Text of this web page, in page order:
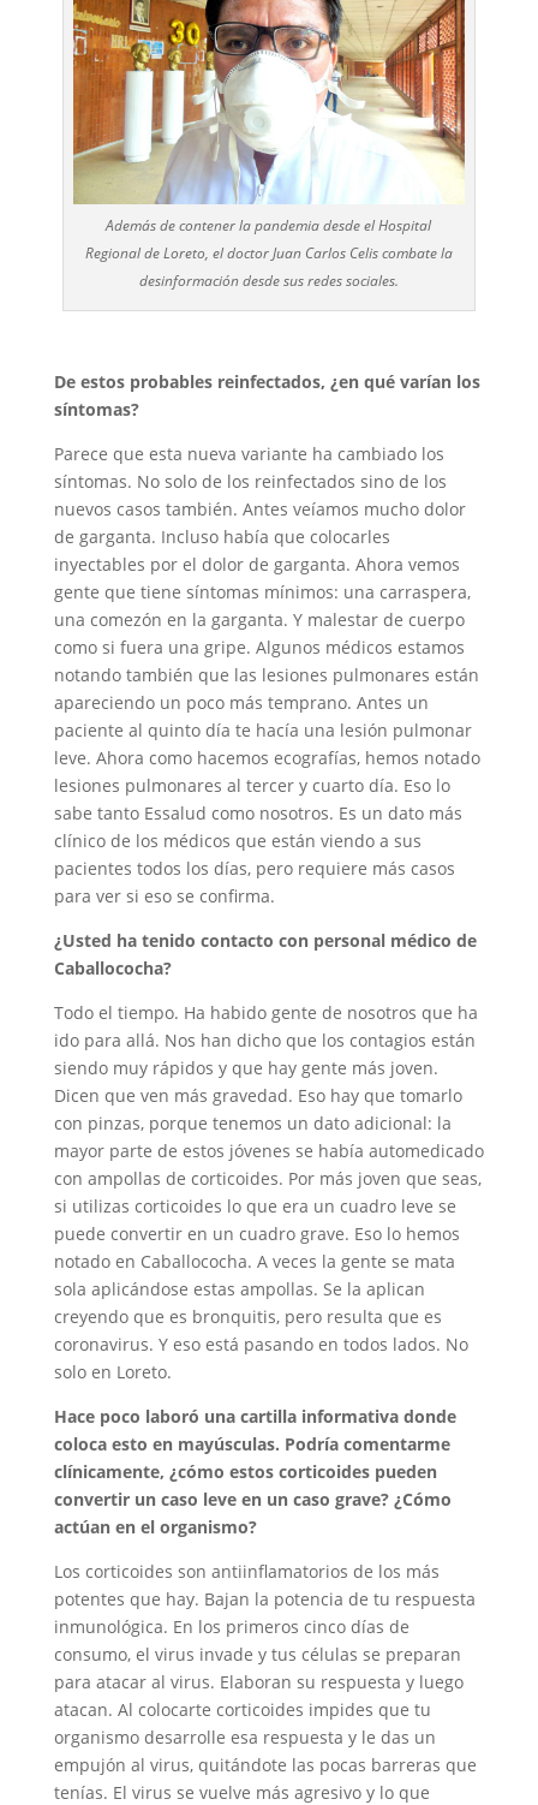
Además de contener la pandemia desde el Hospital
Regional de Loreto, el doctor Juan Carlos Celis combate la
desinformación desde sus redes sociales.
De estos probables reinfectados, ¿en qué varían los
síntomas?
Parece que esta nueva variante ha cambiado los
síntomas. No solo de los reinfectados sino de los
nuevos casos también. Antes veíamos mucho dolor
de garganta. Incluso había que colocarles
inyectables por el dolor de garganta. Ahora vemos
gente que tiene síntomas mínimos: una carraspera,
una comezón en la garganta. Y malestar de cuerpo
como si fuera una gripe. Algunos médicos estamos
notando también que las lesiones pulmonares están
apareciendo un poco más temprano. Antes un
paciente al quinto día te hacía una lesión pulmonar
leve. Ahora como hacemos ecografías, hemos notado
lesiones pulmonares al tercer y cuarto día. Eso lo
sabe tanto Essalud como nosotros. Es un dato más
clínico de los médicos que están viendo a sus
pacientes todos los días, pero requiere más casos
para ver si eso se confirma.
¿Usted ha tenido contacto con personal médico de
Caballococha?
Todo el tiempo. Ha habido gente de nosotros que ha
ido para allá. Nos han dicho que los contagios están
siendo muy rápidos y que hay gente más joven.
Dicen que ven más gravedad. Eso hay que tomarlo
con pinzas, porque tenemos un dato adicional: la
mayor parte de estos jóvenes se había automedicado
con ampollas de corticoides. Por más joven que seas,
si utilizas corticoides lo que era un cuadro leve se
puede convertir en un cuadro grave. Eso lo hemos
notado en Caballococha. A veces la gente se mata
sola aplicándose estas ampollas. Se la aplican
creyendo que es bronquitis, pero resulta que es
coronavirus. Y eso está pasando en todos lados. No
solo en Loreto.
Hace poco laboró una cartilla informativa donde
coloca esto en mayúsculas. Podría comentarme
clínicamente, ¿cómo estos corticoides pueden
convertir un caso leve en un caso grave? ¿Cómo
actúan en el organismo?
Los corticoides son antiinflamatorios de los más
potentes que hay. Bajan la potencia de tu respuesta
inmunológica. En los primeros cinco días de
consumo, el virus invade y tus células se preparan
para atacar al virus. Elaboran su respuesta y luego
atacan. Al colocarte corticoides impides que tu
organismo desarrolle esa respuesta y le das un
empujón al virus, quitándote las pocas barreras que
tenías. El virus se vuelve más agresivo y lo que